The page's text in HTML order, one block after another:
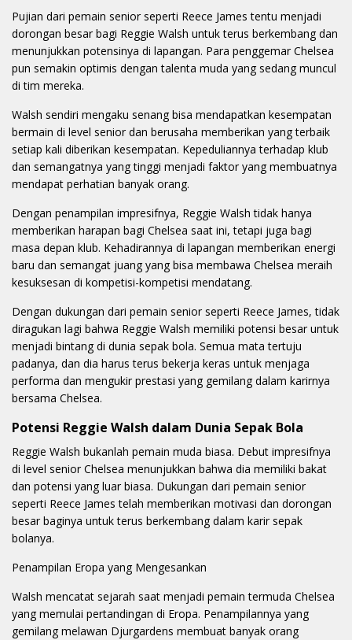
Pujian dari pemain senior seperti Reece James tentu menjadi
dorongan besar bagi Reggie Walsh untuk terus berkembang dan
menunjukkan potensinya di lapangan. Para penggemar Chelsea
pun semakin optimis dengan talenta muda yang sedang muncul
di tim mereka.
Walsh sendiri mengaku senang bisa mendapatkan kesempatan
bermain di level senior dan berusaha memberikan yang terbaik
setiap kali diberikan kesempatan. Kepeduliannya terhadap klub
dan semangatnya yang tinggi menjadi faktor yang membuatnya
mendapat perhatian banyak orang.
Dengan penampilan impresifnya, Reggie Walsh tidak hanya
memberikan harapan bagi Chelsea saat ini, tetapi juga bagi
masa depan klub. Kehadirannya di lapangan memberikan energi
baru dan semangat juang yang bisa membawa Chelsea meraih
kesuksesan di kompetisi-kompetisi mendatang.
Dengan dukungan dari pemain senior seperti Reece James, tidak
diragukan lagi bahwa Reggie Walsh memiliki potensi besar untuk
menjadi bintang di dunia sepak bola. Semua mata tertuju
padanya, dan dia harus terus bekerja keras untuk menjaga
performa dan mengukir prestasi yang gemilang dalam karirnya
bersama Chelsea.
Potensi Reggie Walsh dalam Dunia Sepak Bola
Reggie Walsh bukanlah pemain muda biasa. Debut impresifnya
di level senior Chelsea menunjukkan bahwa dia memiliki bakat
dan potensi yang luar biasa. Dukungan dari pemain senior
seperti Reece James telah memberikan motivasi dan dorongan
besar baginya untuk terus berkembang dalam karir sepak
bolanya.
Penampilan Eropa yang Mengesankan
Walsh mencatat sejarah saat menjadi pemain termuda Chelsea
yang memulai pertandingan di Eropa. Penampilannya yang
gemilang melawan Djurgardens membuat banyak orang